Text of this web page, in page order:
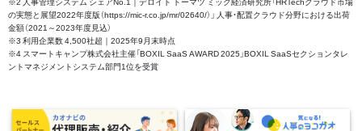
の実態と展望2022年度版（https://mic-r.co.jp/mr/02640/）」 人事・配置クラウド分野における出荷
金額（2021～2023年度見込）
※3 利用企業数 4,500社超｜2025年9月末時点
※4 スマートキャンプ株式会社主催「BOXIL SaaS AWARD 2025」BOXIL SaaSセクションタレ
ントマネジメントシステム部門1位を受賞